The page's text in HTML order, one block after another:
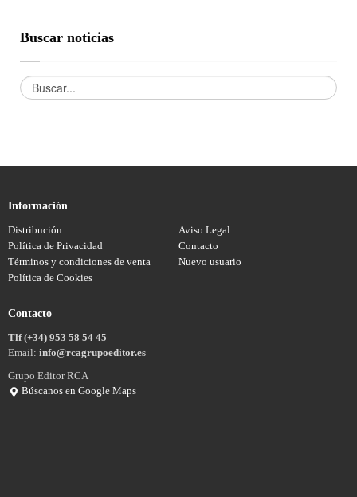
Buscar noticias
Información
Distribución
Aviso Legal
Política de Privacidad
Contacto
Términos y condiciones de venta
Nuevo usuario
Política de Cookies
Contacto
Tlf (+34) 953 58 54 45
Email: info@rcagrupoeditor.es
Grupo Editor RCA
Búscanos en Google Maps